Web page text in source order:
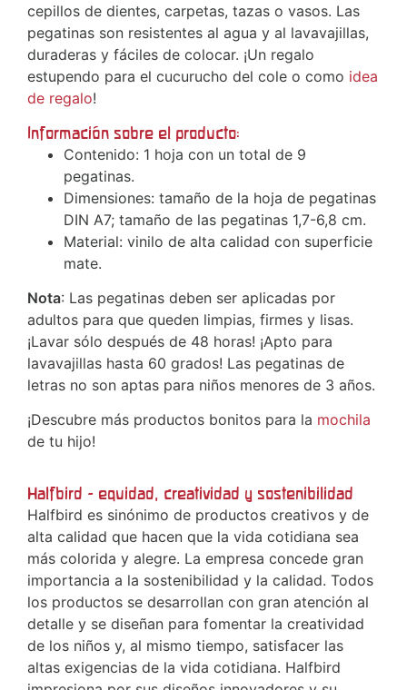
cepillos de dientes, carpetas, tazas o vasos. Las
pegatinas son resistentes al agua y al lavavajillas,
duraderas y fáciles de colocar. ¡Un regalo
estupendo para el cucurucho del cole o como idea
de regalo!
Información sobre el producto:
Contenido: 1 hoja con un total de 9
pegatinas.
Dimensiones: tamaño de la hoja de pegatinas
DIN A7; tamaño de las pegatinas 1,7-6,8 cm.
Material: vinilo de alta calidad con superficie
mate.
Nota: Las pegatinas deben ser aplicadas por
adultos para que queden limpias, firmes y lisas.
¡Lavar sólo después de 48 horas! ¡Apto para
lavavajillas hasta 60 grados! Las pegatinas de
letras no son aptas para niños menores de 3 años.
¡Descubre más productos bonitos para la mochila
de tu hijo!
Halfbird - equidad, creatividad y sostenibilidad
Halfbird es sinónimo de productos creativos y de
alta calidad que hacen que la vida cotidiana sea
más colorida y alegre. La empresa concede gran
importancia a la sostenibilidad y la calidad. Todos
los productos se desarrollan con gran atención al
detalle y se diseñan para fomentar la creatividad
de los niños y, al mismo tiempo, satisfacer las
altas exigencias de la vida cotidiana. Halfbird